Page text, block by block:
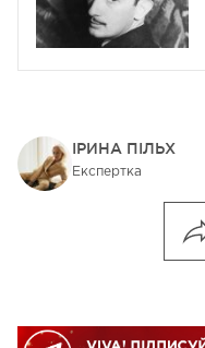
ІРИНА ПІЛЬХ
Експертка